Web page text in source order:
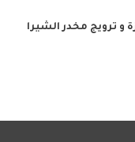
ترويج مخدر الشيرا